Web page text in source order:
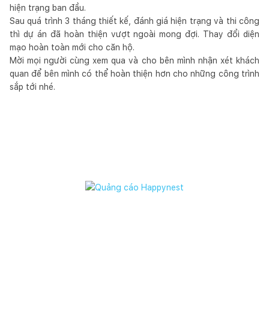
hiện trạng ban đầu.
Sau quá trình 3 tháng thiết kế, đánh giá hiện trạng và thi công
thì dự án đã hoàn thiện vượt ngoài mong đợi. Thay đổi diện
mạo hoàn toàn mới cho căn hộ.
Mời mọi người cùng xem qua và cho bên mình nhận xét khách
quan để bên mình có thể hoàn thiện hơn cho những công trình
sắp tới nhé.